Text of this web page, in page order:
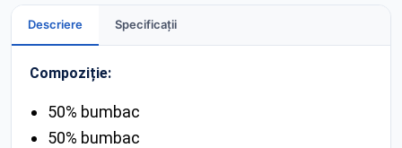
Descriere Specificații
Compoziție:
50% bumbac
50% bumbac